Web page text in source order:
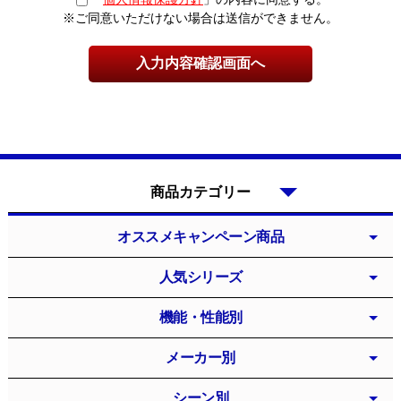
※ご同意いただけない場合は送信ができません。
オススメキャンペーン商品
人気シリーズ
機能・性能別
メーカー別
シーン別
商品カテゴリー